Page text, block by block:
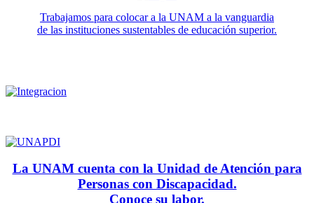
Trabajamos para colocar a la UNAM a la vanguardia
de las instituciones sustentables de educación superior.
La UNAM cuenta con la Unidad de Atención para
Personas con Discapacidad.
Conoce su labor.